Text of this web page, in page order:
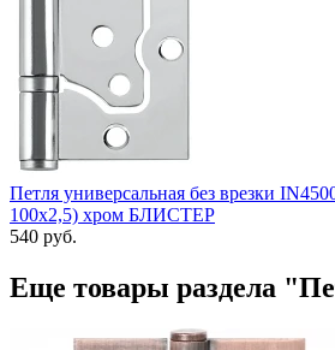
Петля универсальная без врезки
100x2,5) хром БЛИСТЕР
540 руб.
Еще товары раздела